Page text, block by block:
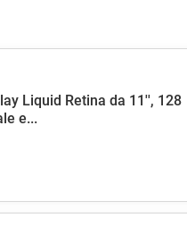
Liquid Retina da 11'', 128
e...